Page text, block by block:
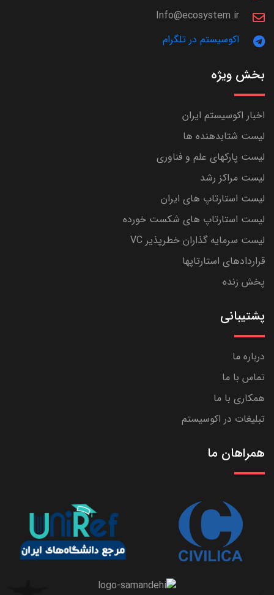
Info@ecosystem.ir
اکوسیستم در تلگرام
بخش ویژه
اخبار اکوسیستم ایران
لیست شتابدهنده ها
لیست پارکهای علم و فناوری
لیست مراکز رشد
لیست استارتاپ های ایران
لیست استارتاپ های شکست خورده
لیست سرمایه گذاران خطرپذیر VC
قراردادهای استارتاپها
پخش زنده
پشتیبانی
درباره ما
تماس با ما
همکاری با ما
تبلیغات در اکوسیستم
همراهان ما